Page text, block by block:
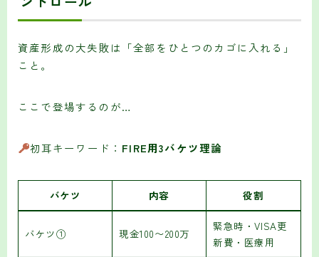
資産形成の大失敗は「全部をひとつのカゴに入れる」
こと。
ここで登場するのが…
初耳キーワード： FIRE用3バケツ理論
バケツ 内容 役割
バケツ① 現金100〜200万
緊急時・VISA更
新費・医療用